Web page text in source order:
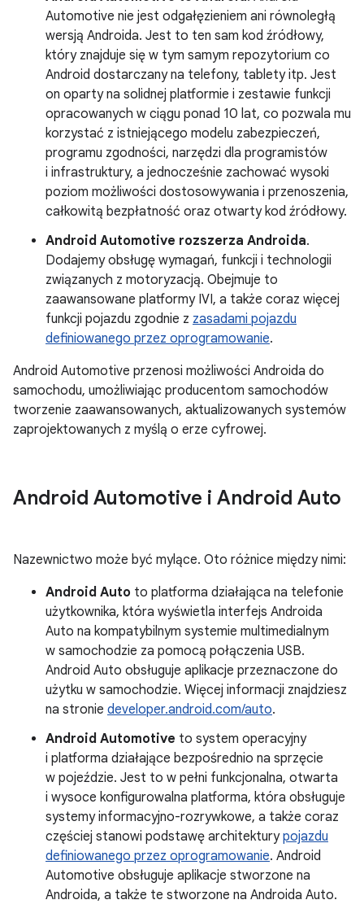
Automotive nie jest odgałęzieniem ani równoległą
wersją Androida. Jest to ten sam kod źródłowy,
który znajduje się w tym samym repozytorium co
Android dostarczany na telefony, tablety itp. Jest
on oparty na solidnej platformie i zestawie funkcji
opracowanych w ciągu ponad 10 lat, co pozwala mu
korzystać z istniejącego modelu zabezpieczeń,
programu zgodności, narzędzi dla programistów
i infrastruktury, a jednocześnie zachować wysoki
poziom możliwości dostosowywania i przenoszenia,
całkowitą bezpłatność oraz otwarty kod źródłowy.
Android Automotive rozszerza Androida.
Dodajemy obsługę wymagań, funkcji i technologii
związanych z motoryzacją. Obejmuje to
zaawansowane platformy IVI, a także coraz więcej
funkcji pojazdu zgodnie z zasadami pojazdu
definiowanego przez oprogramowanie.
Android Automotive przenosi możliwości Androida do
samochodu, umożliwiając producentom samochodów
tworzenie zaawansowanych, aktualizowanych systemów
zaprojektowanych z myślą o erze cyfrowej.
Android Automotive i Android Auto
Nazewnictwo może być mylące. Oto różnice między nimi:
Android Auto to platforma działająca na telefonie
użytkownika, która wyświetla interfejs Androida
Auto na kompatybilnym systemie multimedialnym
w samochodzie za pomocą połączenia USB.
Android Auto obsługuje aplikacje przeznaczone do
użytku w samochodzie. Więcej informacji znajdziesz
na stronie developer.android.com/auto.
Android Automotive to system operacyjny
i platforma działające bezpośrednio na sprzęcie
w pojeździe. Jest to w pełni funkcjonalna, otwarta
i wysoce konfigurowalna platforma, która obsługuje
systemy informacyjno-rozrywkowe, a także coraz
częściej stanowi podstawę architekturypojazdu
definiowanego przez oprogramowanie. Android
Automotive obsługuje aplikacje stworzone na
Androida, a także te stworzone na Androida Auto.